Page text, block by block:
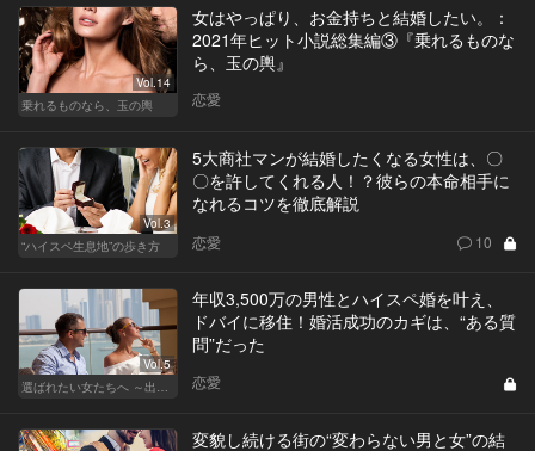
Vol.14
乗れるものなら、玉の輿
女はやっぱり、お金持ちと結婚したい。：
2021年ヒット小説総集編③『乗れるものな
ら、玉の輿』
恋愛
Vol.3
“ハイスペ生息地”の歩き方
5大商社マンが結婚したくなる女性は、〇
〇を許してくれる人！？彼らの本命相手に
なれるコツを徹底解説
恋愛 10
Vol.5
年収3,500万の男性とハイスペ婚を叶え、
ドバイに移住！婚活成功のカギは、“ある質
問”だった
恋愛
変貌し続ける街の“変わらない男と女”の結